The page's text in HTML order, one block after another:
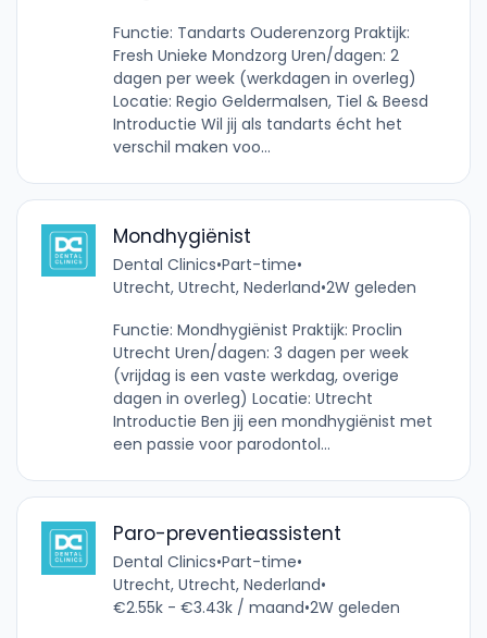
Functie: Tandarts Ouderenzorg Praktijk:
Fresh Unieke Mondzorg Uren/dagen: 2
dagen per week (werkdagen in overleg)
Locatie: Regio Geldermalsen, Tiel & Beesd
Introductie Wil jij als tandarts écht het
verschil maken voo...
Mondhygiënist
Dental Clinics•Part-time•
Utrecht, Utrecht, Nederland•2W geleden
Functie: Mondhygiënist Praktijk: Proclin
Utrecht Uren/dagen: 3 dagen per week
(vrijdag is een vaste werkdag, overige
dagen in overleg) Locatie: Utrecht
Introductie Ben jij een mondhygiënist met
een passie voor parodontol...
Paro-preventieassistent
Dental Clinics•Part-time•
Utrecht, Utrecht, Nederland•
€2.55k - €3.43k / maand•2W geleden